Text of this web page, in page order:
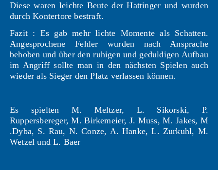
Diese waren leichte Beute der Hattinger und wurden
durch Kontertore bestraft.
Fazit : Es gab mehr lichte Momente als Schatten.
Angesprochene Fehler wurden nach Ansprache
behoben und über den ruhigen und geduldigen Aufbau
im Angriff sollte man in den nächsten Spielen auch
wieder als Sieger den Platz verlassen können.
Es spielten M. Meltzer, L. Sikorski, P.
Ruppersbereger, M. Birkemeier, J. Muss, M. Jakes, M
.Dyba, S. Rau, N. Conze, A. Hanke, L. Zurkuhl, M.
Wetzel und L. Baer